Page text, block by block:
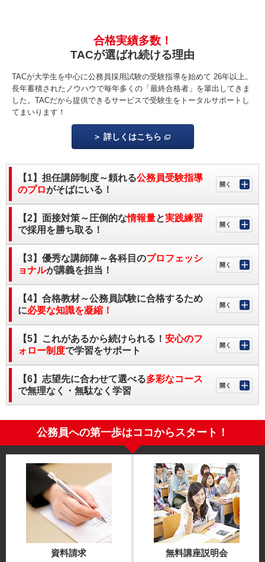
合格実績多数！
TACが選ばれ続ける理由
TACが大学生を中心に公務員採用試験の受験指導を始めて 26年以上。
長年蓄積されたノウハウで毎年多くの「最終合格者」を輩出してきま
した。TACだから提供できるサービスで受験生をトータルサポートし
てまいります！
詳しくはこちら
【1】担任講師制度～頼れる公務員受験指導
のプロがそばにいる！
【2】面接対策～圧倒的な情報量と実践練習
で採用を勝ち取る！
【3】優秀な講師陣～各科目のプロフェッシ
ョナルが講義を担当！
【4】合格教材～公務員試験に合格するため
に必要な知識を凝縮！
【5】これがあるから続けられる！ 安心のフ
ォロー制度で学習をサポート
【6】志望先に合わせて選べる多彩なコース
で無理なく・無駄なく学習
公務員への第一歩はココからスタート！
資料請求 無料講座説明会